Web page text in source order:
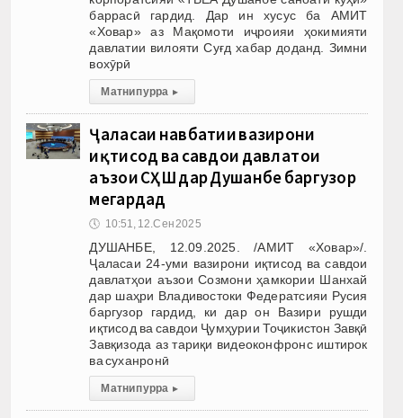
баррасӣ гардид. Дар ин хусус ба АМИТ
«Ховар» аз Мақомоти иҷроияи ҳокимияти
давлатии вилояти Суғд хабар доданд. Зимни
вохӯрӣ
Матни пурра ▸
Ҷаласаи навбатии вазирони
иқтисод ва савдои давлатҳои
аъзои СҲШ дар Душанбе баргузор
мегардад
🕔 10:51, 12.Сен 2025
ДУШАНБЕ, 12.09.2025. /АМИТ «Ховар»/.
Ҷаласаи 24-уми вазирони иқтисод ва савдои
давлатҳои аъзои Созмони ҳамкории Шанхай
дар шаҳри Владивостоки Федератсияи Русия
баргузор гардид, ки дар он Вазири рушди
иқтисод ва савдои Ҷумҳурии Тоҷикистон Завқӣ
Завқизода аз тариқи видеоконфронс иштирок
ва суханронӣ
Матни пурра ▸